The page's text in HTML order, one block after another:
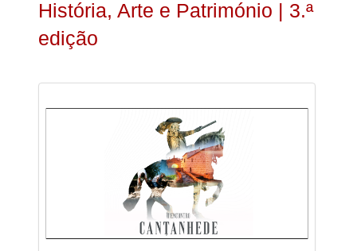
História, Arte e Património | 3.ª
edição